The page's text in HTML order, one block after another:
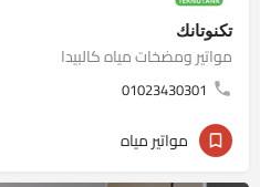
تكنوتانك
مواتير ومضخات مياه كالبيدا
01023430301
مواتير مياه